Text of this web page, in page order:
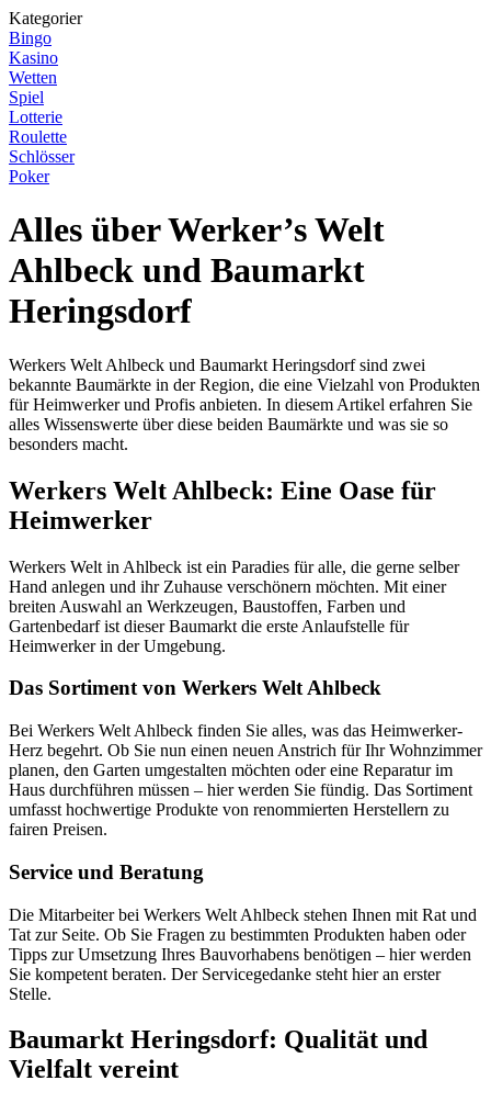
Kategorier
Bingo
Kasino
Wetten
Spiel
Lotterie
Roulette
Schlösser
Poker
Alles über Werker’s Welt
Ahlbeck und Baumarkt
Heringsdorf
Werkers Welt Ahlbeck und Baumarkt Heringsdorf sind zwei
bekannte Baumärkte in der Region, die eine Vielzahl von Produkten
für Heimwerker und Profis anbieten. In diesem Artikel erfahren Sie
alles Wissenswerte über diese beiden Baumärkte und was sie so
besonders macht.
Werkers Welt Ahlbeck: Eine Oase für
Heimwerker
Werkers Welt in Ahlbeck ist ein Paradies für alle, die gerne selber
Hand anlegen und ihr Zuhause verschönern möchten. Mit einer
breiten Auswahl an Werkzeugen, Baustoffen, Farben und
Gartenbedarf ist dieser Baumarkt die erste Anlaufstelle für
Heimwerker in der Umgebung.
Das Sortiment von Werkers Welt Ahlbeck
Bei Werkers Welt Ahlbeck finden Sie alles, was das Heimwerker-
Herz begehrt. Ob Sie nun einen neuen Anstrich für Ihr Wohnzimmer
planen, den Garten umgestalten möchten oder eine Reparatur im
Haus durchführen müssen – hier werden Sie fündig. Das Sortiment
umfasst hochwertige Produkte von renommierten Herstellern zu
fairen Preisen.
Service und Beratung
Die Mitarbeiter bei Werkers Welt Ahlbeck stehen Ihnen mit Rat und
Tat zur Seite. Ob Sie Fragen zu bestimmten Produkten haben oder
Tipps zur Umsetzung Ihres Bauvorhabens benötigen – hier werden
Sie kompetent beraten. Der Servicegedanke steht hier an erster
Stelle.
Baumarkt Heringsdorf: Qualität und
Vielfalt vereint